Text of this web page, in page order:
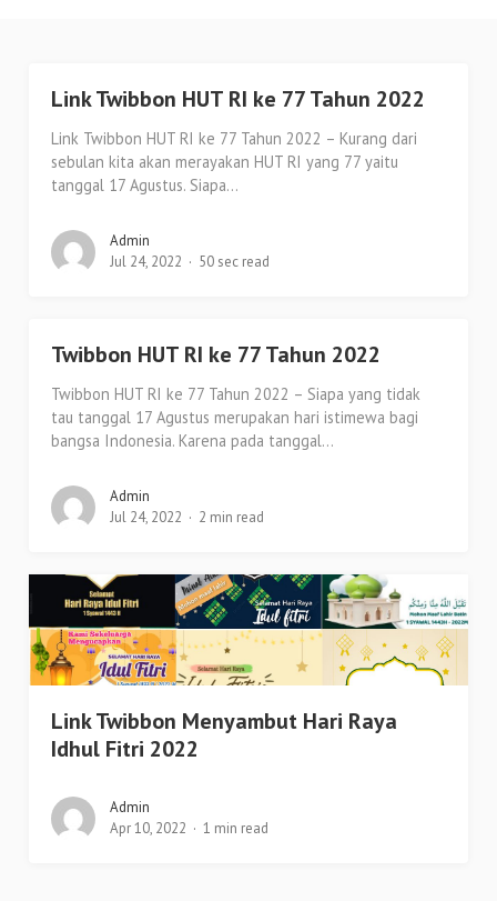
Link Twibbon HUT RI ke 77 Tahun 2022
Link Twibbon HUT RI ke 77 Tahun 2022 – Kurang dari
sebulan kita akan merayakan HUT RI yang 77 yaitu
tanggal 17 Agustus. Siapa...
Admin
Jul 24, 2022
50 sec read
Twibbon HUT RI ke 77 Tahun 2022
Twibbon HUT RI ke 77 Tahun 2022 – Siapa yang tidak
tau tanggal 17 Agustus merupakan hari istimewa bagi
bangsa Indonesia. Karena pada tanggal...
Admin
Jul 24, 2022
2 min read
Link Twibbon Menyambut Hari Raya
Idhul Fitri 2022
Admin
Apr 10, 2022
1 min read